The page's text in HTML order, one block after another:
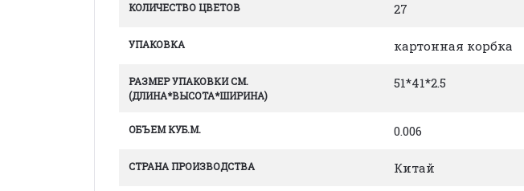
КОЛИЧЕСТВО ЦВЕТОВ 27
УПАКОВКА картонная корбка
РАЗМЕР УПАКОВКИ СМ.
(ДЛИНА*ВЫСОТА*ШИРИНА)
51*41*2.5
ОБЪЕМ КУБ.М. 0.006
СТРАНА ПРОИЗВОДСТВА Китай